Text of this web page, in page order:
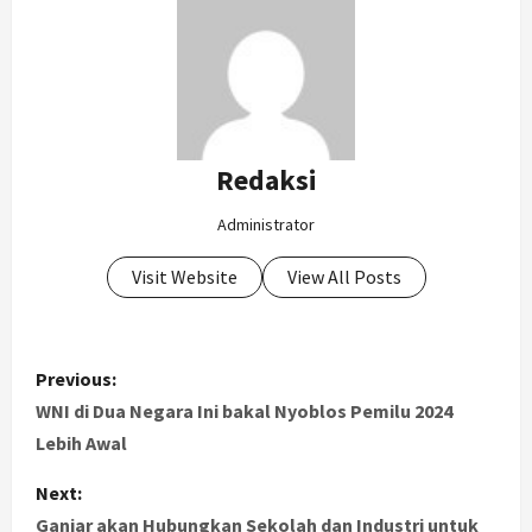
Redaksi
Administrator
Visit Website View All Posts
P
o
t
Previous:
WNI di Dua Negara Ini bakal Nyoblos Pemilu 2024
Lebih Awal
Next:
Ganjar akan Hubungkan Sekolah dan Industri untuk